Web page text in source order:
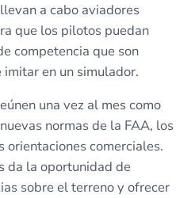
a cabo aviadores
que los pilotos puedan
competencia que son
en un simulador.
una vez al mes como
normas de la FAA, los
comerciales.
da la oportunidad de
sobre el terreno y ofrecer